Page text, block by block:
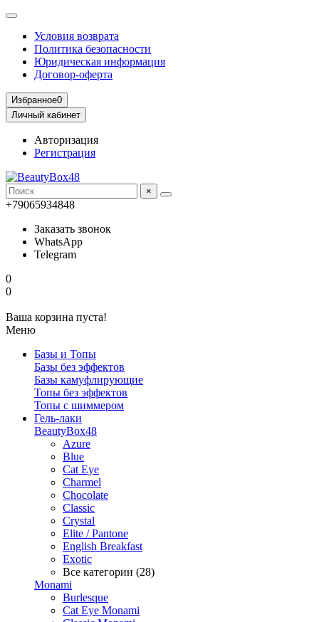
Условия возврата
Политика безопасности
Юридическая информация
Договор-оферта
Избранное0
Личный кабинет
Авторизация
Регистрация
×
+79065934848
Заказать звонок
WhatsApp
Telegram
0
0
Ваша корзина пуста!
Меню
Базы и Топы
Базы без эффектов
Базы камуфлирующие
Топы без эффектов
Топы с шиммером
Гель-лаки
BeautyBox48
Azure
Blue
Cat Eye
Charmel
Chocolate
Classic
Crystal
Elite / Pantone
English Breakfast
Exotic
Все категории (28)
Monami
Burlesque
Cat Eye Monami